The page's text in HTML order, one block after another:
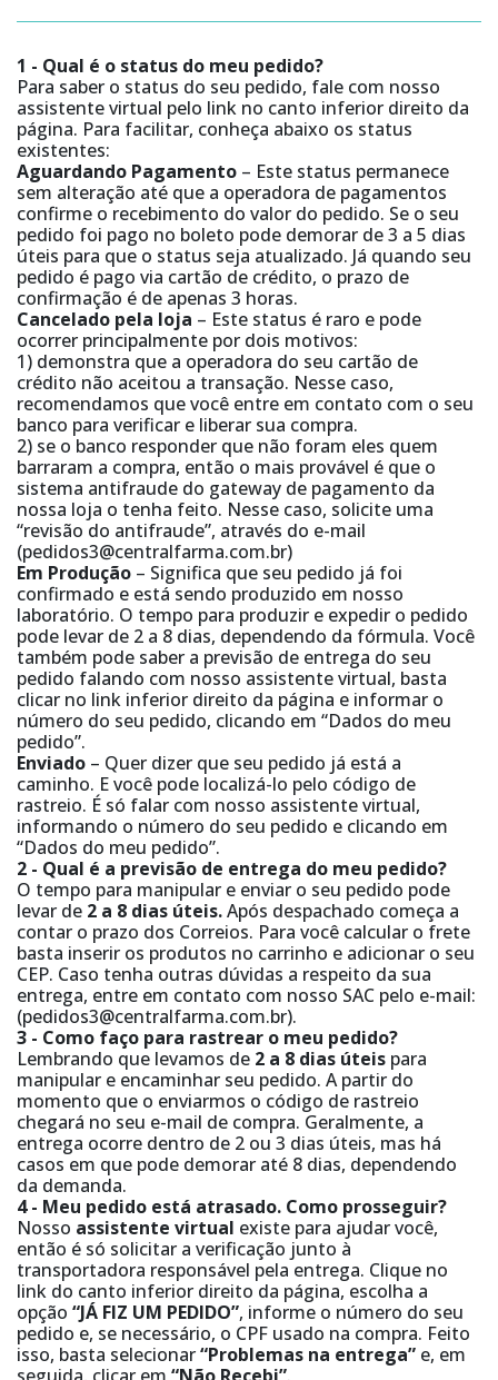
1 - Qual é o status do meu pedido?
Para saber o status do seu pedido, fale com nosso
assistente virtual pelo link no canto inferior direito da
página. Para facilitar, conheça abaixo os status
existentes:
Aguardando Pagamento – Este status permanece
sem alteração até que a operadora de pagamentos
confirme o recebimento do valor do pedido. Se o seu
pedido foi pago no boleto pode demorar de 3 a 5 dias
úteis para que o status seja atualizado. Já quando seu
pedido é pago via cartão de crédito, o prazo de
confirmação é de apenas 3 horas.
Cancelado pela loja – Este status é raro e pode
ocorrer principalmente por dois motivos:
1) demonstra que a operadora do seu cartão de
crédito não aceitou a transação. Nesse caso,
recomendamos que você entre em contato com o seu
banco para verificar e liberar sua compra.
2) se o banco responder que não foram eles quem
barraram a compra, então o mais provável é que o
sistema antifraude do gateway de pagamento da
nossa loja o tenha feito. Nesse caso, solicite uma
“revisão do antifraude”, através do e-mail
(pedidos3@centralfarma.com.br)
Em Produção – Significa que seu pedido já foi
confirmado e está sendo produzido em nosso
laboratório. O tempo para produzir e expedir o pedido
pode levar de 2 a 8 dias, dependendo da fórmula. Você
também pode saber a previsão de entrega do seu
pedido falando com nosso assistente virtual, basta
clicar no link inferior direito da página e informar o
número do seu pedido, clicando em “Dados do meu
pedido”.
Enviado – Quer dizer que seu pedido já está a
caminho. E você pode localizá-lo pelo código de
rastreio. É só falar com nosso assistente virtual,
informando o número do seu pedido e clicando em
“Dados do meu pedido”.
2 - Qual é a previsão de entrega do meu pedido?
O tempo para manipular e enviar o seu pedido pode
levar de 2 a 8 dias úteis.Após despachado começa a
contar o prazo dos Correios. Para você calcular o frete
basta inserir os produtos no carrinho e adicionar o seu
CEP. Caso tenha outras dúvidas a respeito da sua
entrega, entre em contato com nosso SAC pelo e-mail:
(pedidos3@centralfarma.com.br).
3 - Como faço para rastrear o meu pedido?
Lembrando que levamos de 2 a 8 dias úteis para
manipular e encaminhar seu pedido. A partir do
momento que o enviarmos o código de rastreio
chegará no seu e-mail de compra. Geralmente, a
entrega ocorre dentro de 2 ou 3 dias úteis, mas há
casos em que pode demorar até 8 dias, dependendo
da demanda.
4 - Meu pedido está atrasado. Como prosseguir?
Nosso assistente virtual existe para ajudar você,
então é só solicitar a verificação junto à
transportadora responsável pela entrega. Clique no
link do canto inferior direito da página, escolha a
opção “JÁ FIZ UM PEDIDO”, informe o número do seu
pedido e, se necessário, o CPF usado na compra. Feito
isso, basta selecionar“Problemas na entrega” e, em